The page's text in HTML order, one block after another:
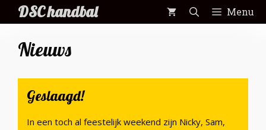
naar
DSC handbal Menu
Nieuws
Geslaagd!
In een toch al feestelijk weekend zijn Nicky, Sam,